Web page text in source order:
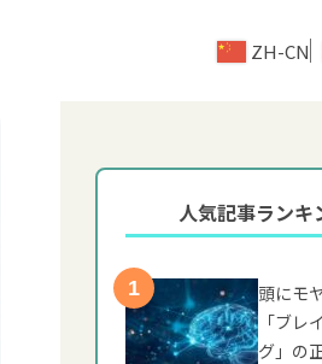
ZH-CN
人気記事ランキ
頭にモ
「ブレ
グ」の